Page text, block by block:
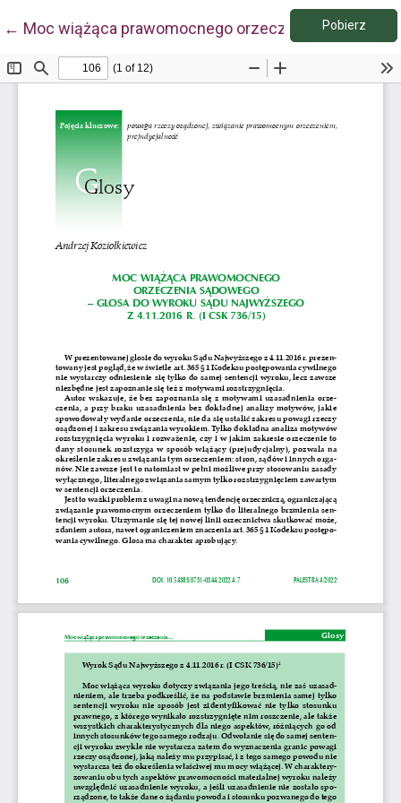
← Wróć do szczegółów artykułu
Moc wiążąca prawomocnego orzeczenia sądowego
Pobierz